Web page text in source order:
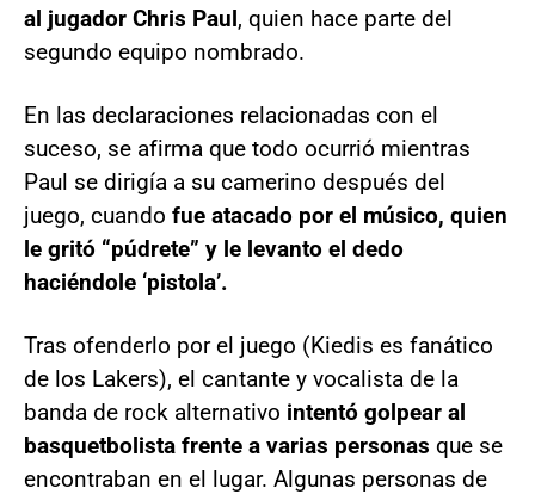
al jugador Chris Paul, quien hace parte del
segundo equipo nombrado.
En las declaraciones relacionadas con el
suceso, se afirma que todo ocurrió mientras
Paul se dirigía a su camerino después del
juego, cuando fue atacado por el músico, quien
le gritó “púdrete” y le levanto el dedo
haciéndole ‘pistola’.
Tras ofenderlo por el juego (Kiedis es fanático
de los Lakers), el cantante y vocalista de la
banda de rock alternativo intentó golpear al
basquetbolista frente a varias personas que se
encontraban en el lugar. Algunas personas de